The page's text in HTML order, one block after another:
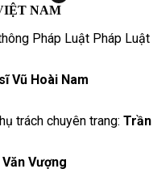
NAM
Pháp Luật Pháp Luật
Vũ Hoài Nam
trách chuyên trang: Trần
Vượng